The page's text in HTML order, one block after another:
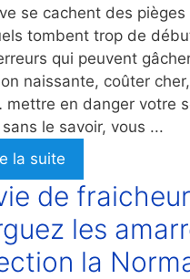
se cachent des pièges
tombent trop de
qui peuvent
naissante, coûter
mettre en danger votre
sans le savoir, vous ...
la suite
de
les
la